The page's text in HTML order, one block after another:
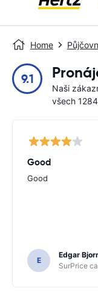
Home
9.1
Naši
všech
Good
Good
E
Edgar
SurPrice